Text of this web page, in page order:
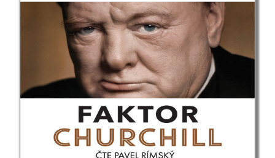
Vito Capezzuto
Claudia Carlsová
Chris Carter
Manlio Castagna
Ismael Barriguete Castro
Liou Cch´-sin (1)
Arthur C. Clarke
Pierre Clostermann
Joel H. Cohen
Rowan Coleman